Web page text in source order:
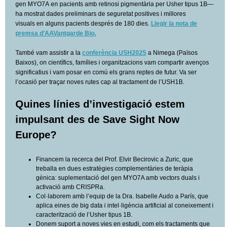
gen MYO7A en pacients amb retinosi pigmentària per Usher tipus 1B—
ha mostrat dades preliminars de seguretat positives i millores
visuals en alguns pacients després de 180 dies. Llegir la nota de
premsa d’AAVantgarde Bio.
També vam assistir a la conferència USH2025 a Nimega (Països
Baixos), on científics, famílies i organitzacions vam compartir avenços
significatius i vam posar en comú els grans reptes de futur. Va ser
l’ocasió per traçar noves rutes cap al tractament de l’USH1B.
Quines línies d’investigació estem
impulsant des de Save Sight Now
Europe?
Financem la recerca del Prof. Elvir Becirovic a Zuric, que
treballa en dues estratègies complementàries de teràpia
gènica: suplementació del gen MYO7A amb vectors duals i
activació amb CRISPRa.
Col·laborem amb l’equip de la Dra. Isabelle Audo a París, que
aplica eines de big data i intel·ligència artificial al coneixement i
caracterització de l’Usher tipus 1B.
Donem suport a noves vies en estudi, com els tractaments que